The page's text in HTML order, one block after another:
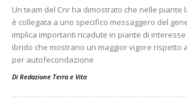
Un team del Cnr ha dimostrato che nelle piante
è collegata a uno specifico messaggero del gene
implica importanti ricadute in piante di
ibrido che mostrano un maggior vigore rispetto
per autofecondazione
Di Redazione Terra e Vita